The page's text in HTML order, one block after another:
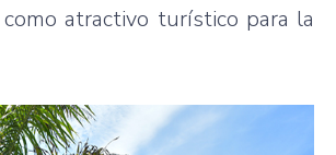
atractivo turístico para la